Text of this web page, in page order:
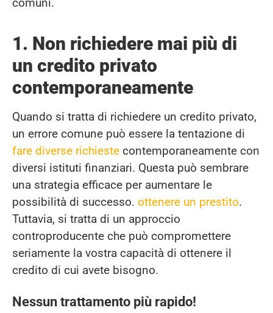
comuni.
1. Non richiedere mai più di
un credito privato
contemporaneamente
Quando si tratta di richiedere un credito privato,
un errore comune può essere la tentazione di
fare diverse richieste contemporaneamente con
diversi istituti finanziari. Questa può sembrare
una strategia efficace per aumentare le
possibilità di successo. ottenere un prestito.
Tuttavia, si tratta di un approccio
controproducente che può compromettere
seriamente la vostra capacità di ottenere il
credito di cui avete bisogno.
Nessun trattamento più rapido!